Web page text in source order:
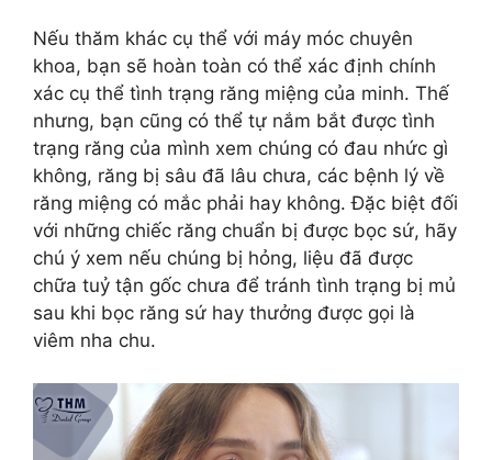
Nếu thăm khác cụ thể với máy móc chuyên
khoa, bạn sẽ hoàn toàn có thể xác định chính
xác cụ thể tình trạng răng miệng của minh. Thế
nhưng, bạn cũng có thể tự nắm bắt được tình
trạng răng của mình xem chúng có đau nhức gì
không, răng bị sâu đã lâu chưa, các bệnh lý về
răng miệng có mắc phải hay không. Đặc biệt đối
với những chiếc răng chuẩn bị được bọc sứ, hãy
chú ý xem nếu chúng bị hỏng, liệu đã được
chữa tuỷ tận gốc chưa để tránh tình trạng bị mủ
sau khi bọc răng sứ hay thưởng được gọi là
viêm nha chu.